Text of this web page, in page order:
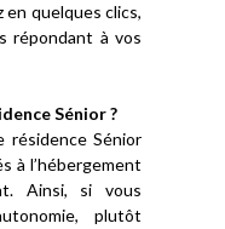
en quelques clics,
répondant à vos
Sénior ?
Sénior
à l’hébergement
Ainsi, si vous
plutôt